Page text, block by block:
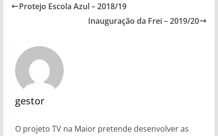
Protejo Escola Azul – 2018/19
Inauguração da Frei – 2019/20
gestor
O projeto TV na Maior pretende desenvolver as